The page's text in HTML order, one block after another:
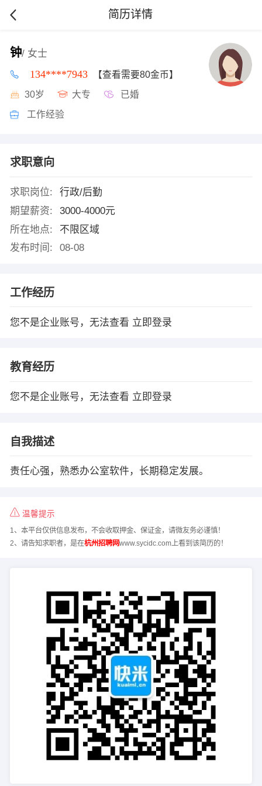
简历详情
钟/ 女士
134****7943 【查看需要80金币】
30岁 大专 已婚
工作经验
求职意向
求职岗位:
行政/后勤
期望薪资:
3000-4000元
所在地点:
不限区域
发布时间:
08-08
工作经历
您不是企业账号，无法查看 立即登录
教育经历
您不是企业账号，无法查看 立即登录
自我描述
责任心强，熟悉办公室软件，长期稳定发展。
温馨提示
1、本平台仅供信息发布，不会收取押金、保证金，请微友务必谨慎！
2、请告知求职者，是在杭州招聘网www.sycidc.com上看到该简历的！